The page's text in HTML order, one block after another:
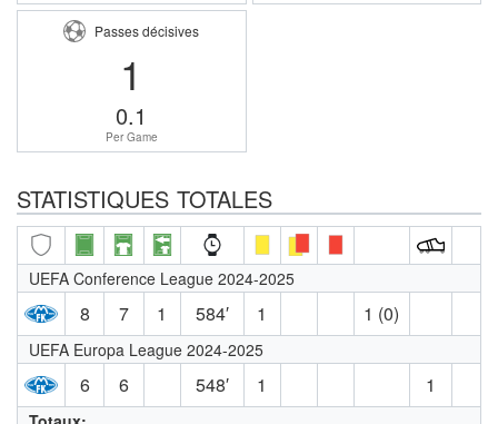
Passes décisives
1
0.1
Per Game
STATISTIQUES TOTALES
UEFA Conference League 2024-2025
8 7 1 584′ 1 1 (0)
UEFA Europa League 2024-2025
6 6 548′ 1 1